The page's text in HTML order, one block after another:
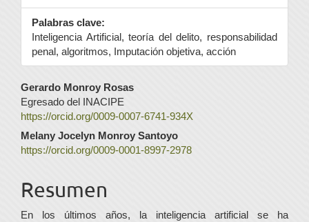
Palabras clave:
Inteligencia Artificial, teoría del delito, responsabilidad
penal, algoritmos, Imputación objetiva, acción
Contenido
principal
del
artículo
Gerardo Monroy Rosas
Egresado del INACIPE
https://orcid.org/0009-0007-6741-934X
Melany Jocelyn Monroy Santoyo
https://orcid.org/0009-0001-8997-2978
Resumen
En los últimos años, la inteligencia artificial se ha